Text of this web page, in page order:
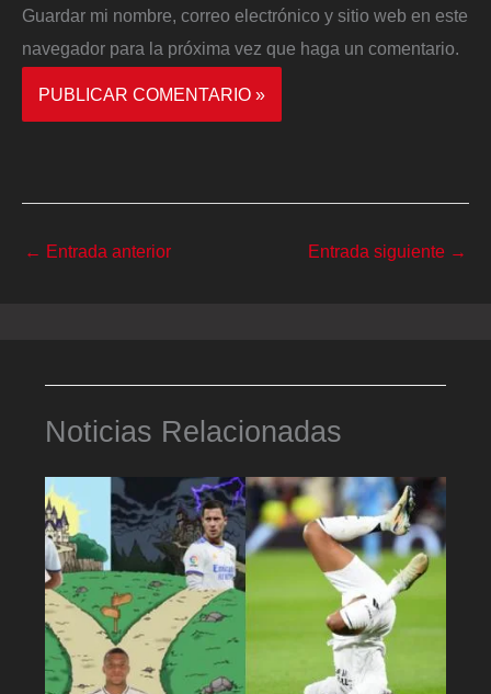
Guardar mi nombre, correo electrónico y sitio web en este
navegador para la próxima vez que haga un comentario.
← Entrada anterior Entrada siguiente →
Noticias Relacionadas